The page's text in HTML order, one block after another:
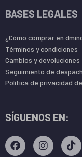
BASES LEGALES
¿Cómo comprar en
Términos y condiciones
Cambios y devoluciones
Seguimiento de
Política de privacidad
SÍGUENOS EN: